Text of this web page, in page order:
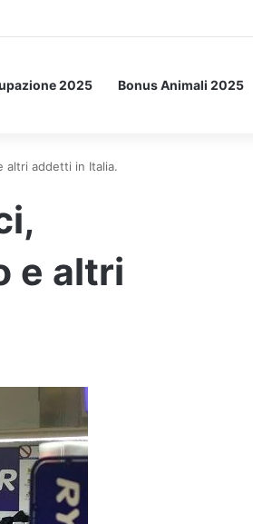
2025 Bonus Animali 2025
altri addetti in Italia.
e altri